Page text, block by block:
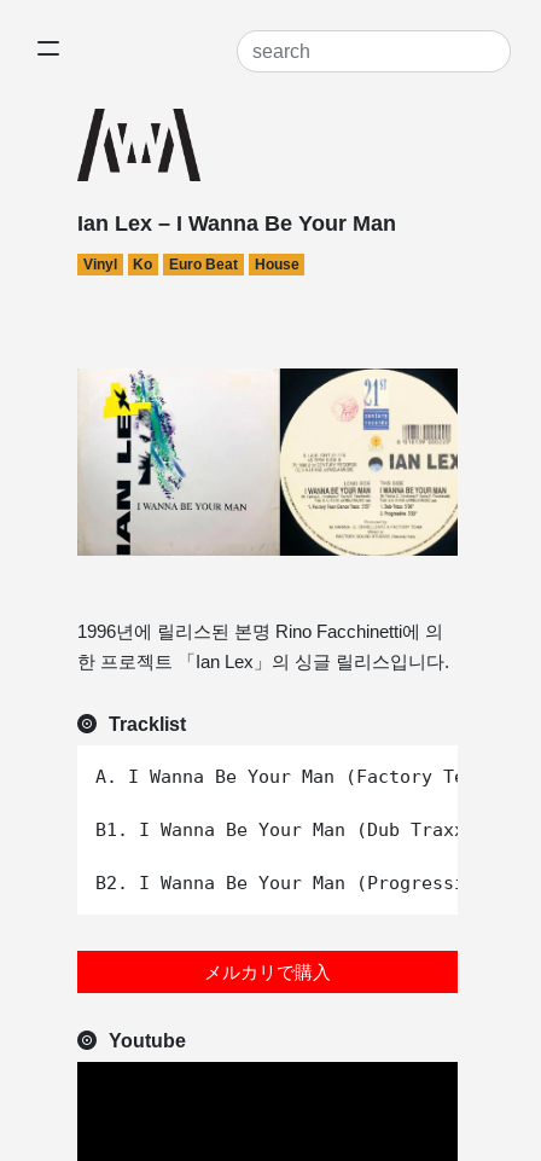
Ian Lex – I Wanna Be Your Man
Vinyl Ko Euro Beat House
1996년에 릴리스된 본명 Rino Facchinetti에 의
한 프로젝트 「Ian Lex」의 싱글 릴리스입니다.
Tracklist
A. I Wanna Be Your Man (Factory Team
B1. I Wanna Be Your Man (Dub Traxx)
メルカリで購入
Youtube